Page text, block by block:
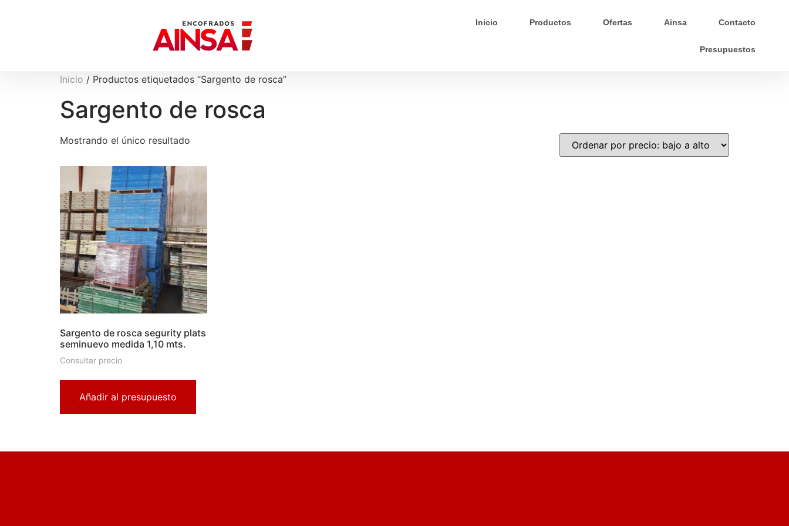
Inicio Productos Ofertas Ainsa Contacto
Presupuestos
Inicio / Productos etiquetados “Sargento de rosca”
Sargento de rosca
Mostrando el único resultado
Sargento de rosca segurity plats
seminuevo medida 1,10 mts.
Consultar precio
Añadir al presupuesto